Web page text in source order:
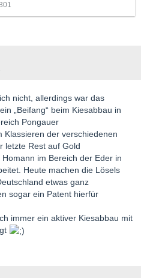
nicht, allerdings war das
„Beifang“ beim Kiesabbau in
Pongauer
Klassieren der verschiedenen
letzte Rest auf Gold
im Bereich der Eder in
Heute machen die Lösels
etwas ganz
sogar ein Patent hierfür
immer ein aktiver Kiesabbau mit